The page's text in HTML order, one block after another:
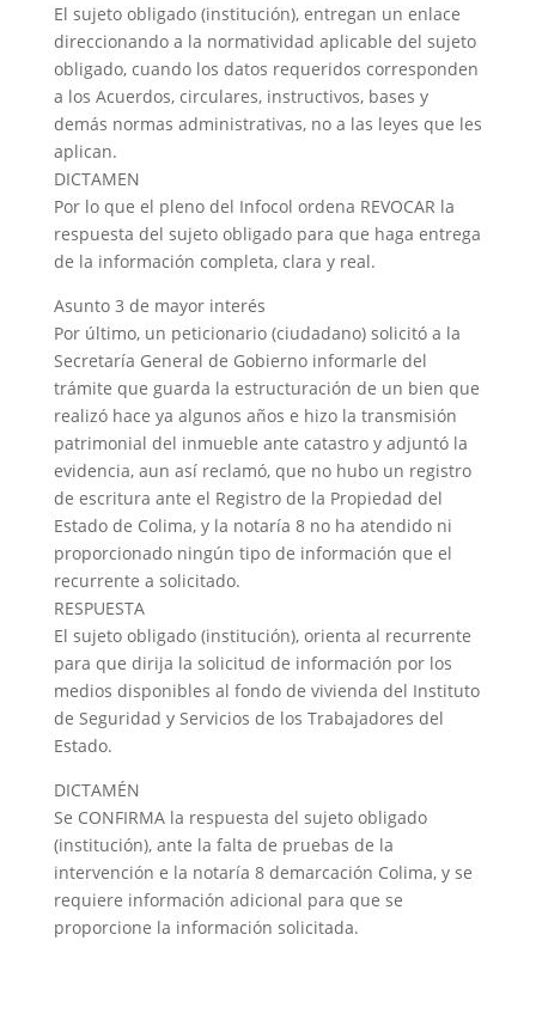
El sujeto obligado (institución), entregan un enlace
direccionando a la normatividad aplicable del sujeto
obligado, cuando los datos requeridos corresponden
a los Acuerdos, circulares, instructivos, bases y
demás normas administrativas, no a las leyes que les
aplican.
DICTAMEN
Por lo que el pleno del Infocol ordena REVOCAR la
respuesta del sujeto obligado para que haga entrega
de la información completa, clara y real.
Asunto 3 de mayor interés
Por último, un peticionario (ciudadano) solicitó a la
Secretaría General de Gobierno informarle del
trámite que guarda la estructuración de un bien que
realizó hace ya algunos años e hizo la transmisión
patrimonial del inmueble ante catastro y adjuntó la
evidencia, aun así reclamó, que no hubo un registro
de escritura ante el Registro de la Propiedad del
Estado de Colima, y la notaría 8 no ha atendido ni
proporcionado ningún tipo de información que el
recurrente a solicitado.
RESPUESTA
El sujeto obligado (institución), orienta al recurrente
para que dirija la solicitud de información por los
medios disponibles al fondo de vivienda del Instituto
de Seguridad y Servicios de los Trabajadores del
Estado.
DICTAMÉN
Se CONFIRMA la respuesta del sujeto obligado
(institución), ante la falta de pruebas de la
intervención e la notaría 8 demarcación Colima, y se
requiere información adicional para que se
proporcione la información solicitada.